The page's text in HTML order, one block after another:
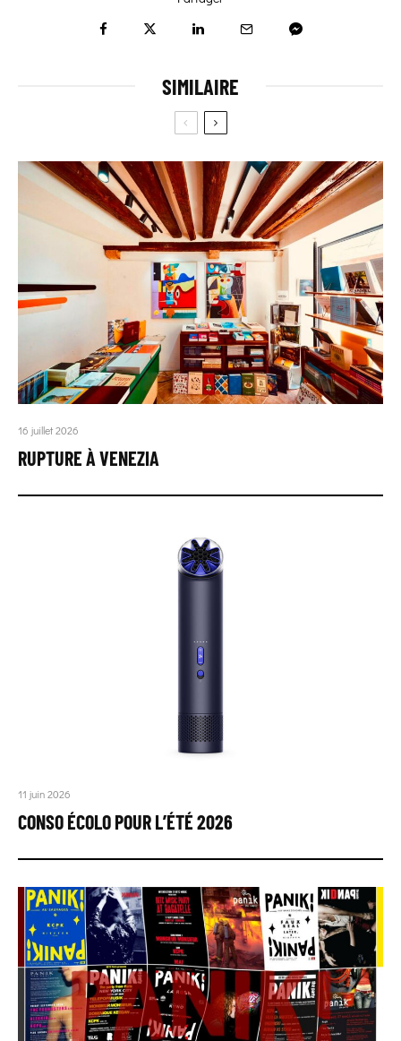
SIMILAIRE
16 juillet 2026
RUPTURE À VENEZIA
11 juin 2026
CONSO ÉCOLO POUR L’ÉTÉ 2026